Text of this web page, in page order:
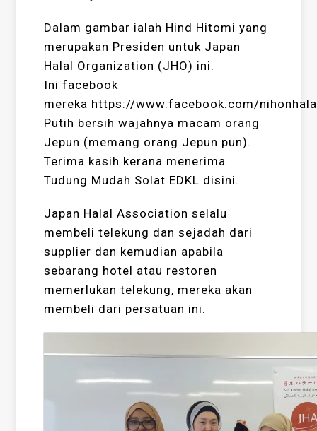
Dalam gambar ialah Hind Hitomi yang
merupakan Presiden untuk Japan
Halal Organization (JHO) ini.
Ini facebook
mereka https://www.facebook.com/
Putih bersih wajahnya macam orang
Jepun (memang orang Jepun pun).
Terima kasih kerana menerima
Tudung Mudah Solat EDKL disini.
Japan Halal Association selalu
membeli telekung dan sejadah dari
supplier dan kemudian apabila
sebarang hotel atau restoren
memerlukan telekung, mereka akan
membeli dari persatuan ini.